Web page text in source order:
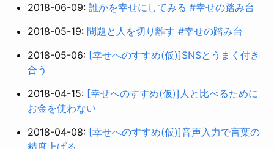
2018-06-09: 誰かを幸せにしてみる #幸せの踏み台
2018-05-19: 問題と人を切り離す #幸せの踏み台
2018-05-06: [幸せへのすすめ(仮)]SNSとうまく付き
合う
2018-04-15: [幸せへのすすめ(仮)]人と比べるために
お金を使わない
2018-04-08: [幸せへのすすめ(仮)]音声入力で言葉の
精度上げる